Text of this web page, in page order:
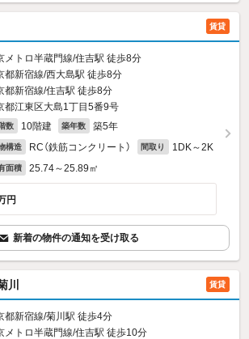
賃貸
メトロ半蔵門線/住吉駅 徒歩8分
都新宿線/西大島駅 徒歩8分
都新宿線/住吉駅 徒歩8分
都江東区大島1丁目5番9号
数 10階建 築年数 築5年
構造 RC（鉄筋コンクリート） 間取り 1DK～2K
面積 25.74～25.89㎡
円
新着の物件の通知を受け取る
川 賃貸
都新宿線/菊川駅 徒歩4分
メトロ半蔵門線/住吉駅 徒歩10分